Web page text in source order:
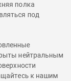
полка
под
нейтральным
к нашим